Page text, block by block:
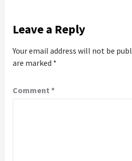
Leave a Reply
Your email address will not be
are marked *
Comment *